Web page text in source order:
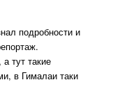
подробности и
тут такие
в Гималаи таки